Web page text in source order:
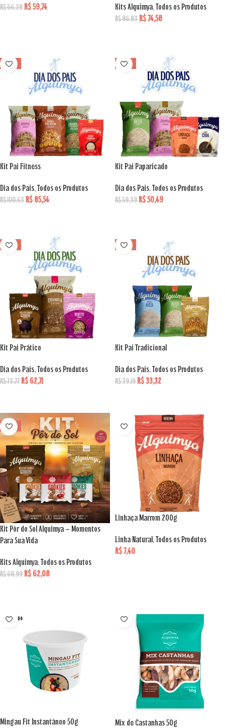
R$66,38 R$59,74 Kits Alquimya,Todos os Produtos
R$86,83 R$74,58
VENDA
Kit Pai Fitness
Dia dos Pais,Todos os Produtos
R$100,63 R$ 85,54
VENDA
Kit Pai Paparicado
Dia dos Pais,Todos os Produtos
R$59,39 R$50,49
VENDA
Kit Pai Prático
Dia dos Pais,Todos os Produtos
R$73,77 R$ 62,71
VENDA
Kit Pai Tradicional
Dia dos Pais,Todos os Produtos
R$39,19 R$ 33,32
VENDA
Kit Pôr do Sol Alquimya – Momentos
Para Sua Vida
Kits Alquimya,Todos os Produtos
R$68,99 R$ 62,08
Linhaça Marrom 200g
Linha Natural,Todos os Produtos
R$7,40
ESGOTADO
Mingau Fit Instantâneo 50g Mix de Castanhas 50g